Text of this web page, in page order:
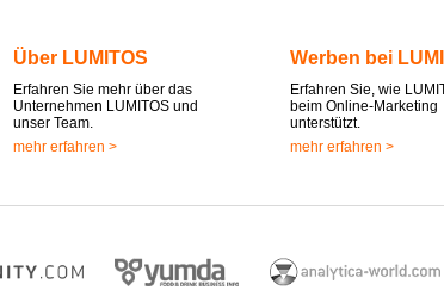
Über LUMITOS
Erfahren Sie mehr über das
Unternehmen LUMITOS und
unser Team.
mehr erfahren >
Werben bei
Erfahren Sie, wie
beim Online-Marketing
unterstützt.
mehr erfahren >